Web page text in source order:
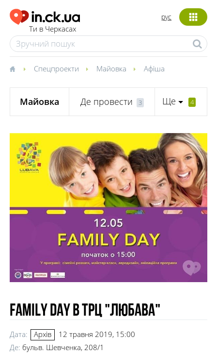
Ти в Черкасах
рус
Спецпроекти Майовка Афіша
Майовка Де провести 3 Ще 4
Family Day в ТРЦ "Любава"
Дата: Архів
12 травня 2019, 15:00
Де: бульв. Шевченка, 208/1